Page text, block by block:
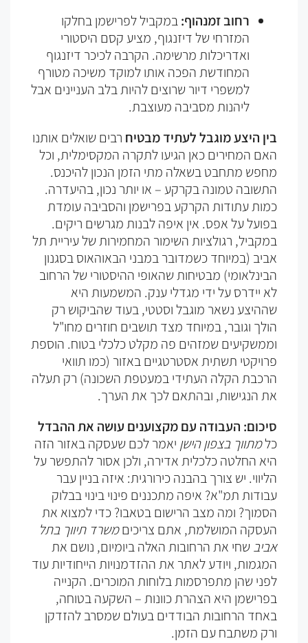
רחוב זמנהוף:במקביל לפרישמן בחלקו
המזרחי של דיזנגוף, מציע קסם היסטורי
ואדריכלות מרשימה. הקרבה לכיכר דיזנגוף
המחודשת הפכה אותו למוקד משיכה מטורף
למשפרי דיור שרוצים להיות בלב העניינים אבל
ליהנות מסביבה מעוצבת.
בין היצע מוגבל לעתיד מבטיח רבים שואלים אותנו
האם המחירים כאן הגיעו לתקרה המקסימלית, וכל
מחפש מתחבט בשאלה מתי הזמן הנכון להיכנס.
התשובה טמונה בקרקע – או יותר נכון, בהיעדרה.
כמות עתודות הקרקע בפרישמן והסביבה עומדת
בפועל על אפס. אין איפה לבנות מגרשים ריקים.
במקביל, רגולציות השימור המחמירות של עיריית תל
אביב (במיוחד כשמדובר במבני הבאוהאוס בסגנון
הבינלאומי) מבטיחות שהאופי ההיסטורי של הרחוב
לא יידרס על ידי מגדלי ענק. המשמעות היא
שההיצע נשאר מוגבל וסטטי, בעוד שהביקוש רק
הולך וגובר, במיוחד מצד תושבים חוזרים מחו"ל
וממשקיעים שמזהים פה מקלט כלכלי בטוח. הוספת
פרויקטי תשתית אסטרטגיים באזור (כמו תוואי
הרכבת הקלה העתידי במעטפת השכונה) רק תעלה
את הנגישות, ובהתאם לכך את הערך.
סיכום: העבודה עם מקצוענים עושה את ההבדל
כלמתווך בצפון הישן יאמר לכם שעסקה באזור הזה
היא החלטה כלכלית אדירה, ולכן אסור להתפשר על
הליווי. יש צורך בהבנה כירורגית: איזה בניין עבר
עבודות תמ"א? איפה מתכננים פינוי בינוי בבלוק
הסמוך? ומה מצב הרישום בטאבו? כדי למצוא את
העסקה המושלמת, אתם צריכיםמשרד תיווך בתל
אביב שחי את הרחובות האלה ביומיום, נושם את
המגמות, ויודע לאתר את ההזדמנויות הייחודיות עוד
לפני שהן מתפרסמות בלוחות המוכרים. הקנייה
בפרישמן היא הצהרת כוונות – השקעה בטוחה,
באחד הרחובות הבודדים בעולם שמסרב להזדקן
ורק משתבח עם הזמן.